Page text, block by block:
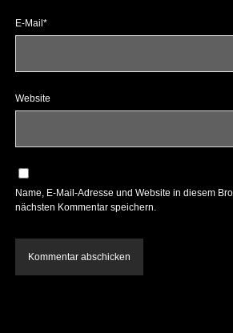
E-Mail*
Website
Name, E-Mail-Adresse und Website in diesem
nächsten Kommentar speichern.